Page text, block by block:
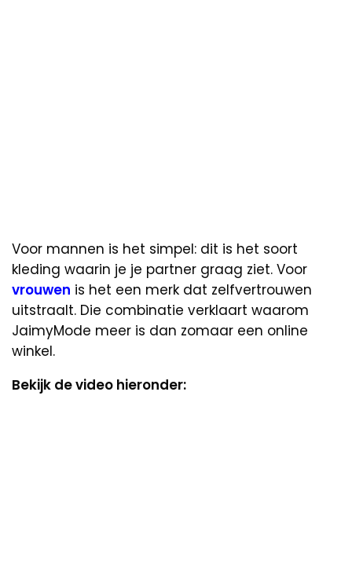
Voor mannen is het simpel: dit is het soort
kleding waarin je je partner graag ziet. Voor
vrouwen is het een merk dat zelfvertrouwen
uitstraalt. Die combinatie verklaart waarom
JaimyMode meer is dan zomaar een online
winkel.
Bekijk de video hieronder: